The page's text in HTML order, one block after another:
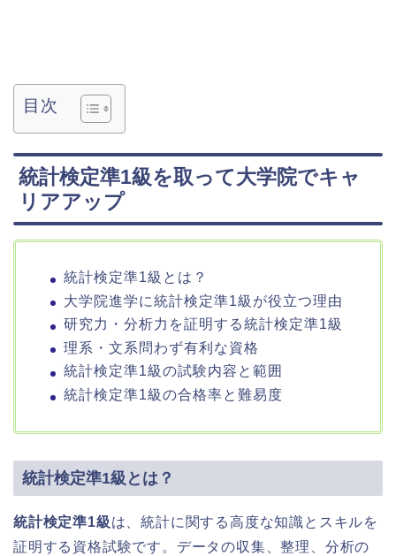
目次
統計検定準1級を取って大学院でキャ
リアアップ
統計検定準1級とは？
大学院進学に統計検定準1級が役立つ理由
研究力・分析力を証明する統計検定準1級
理系・文系問わず有利な資格
統計検定準1級の試験内容と範囲
統計検定準1級の合格率と難易度
統計検定準1級とは？
統計検定準1級は、統計に関する高度な知識とスキルを
証明する資格試験です。データの収集、整理、分析の